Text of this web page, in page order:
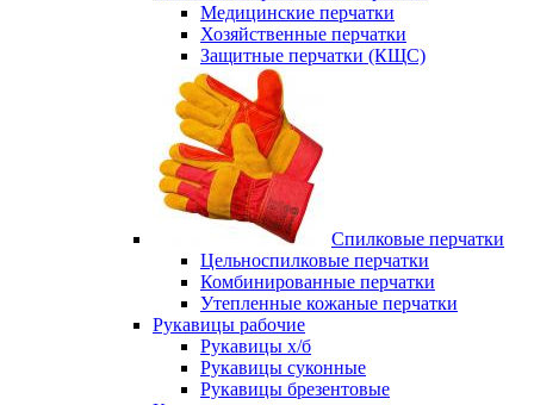
Медицинские перчатки
Хозяйственные перчатки
Защитные перчатки (КЩС)
Спилковые перчатки
Цельноспилковые перчатки
Комбинированные перчатки
Утепленные кожаные перчатки
Рукавицы рабочие
Рукавицы х/б
Рукавицы суконные
Рукавицы брезентовые